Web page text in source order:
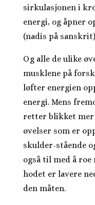
sirkulasjonen i
energi, og åpner
(nadis på
Og alle de ulike
musklene på
løfter energien
energi. Mens
retter blikket
øvelser som er
skulder-stående
også til med å
hodet er lavere
den måten.